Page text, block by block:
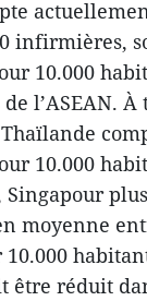
infirmières,
10.000
l’ASEAN.
10.000
moyenne
être réduit